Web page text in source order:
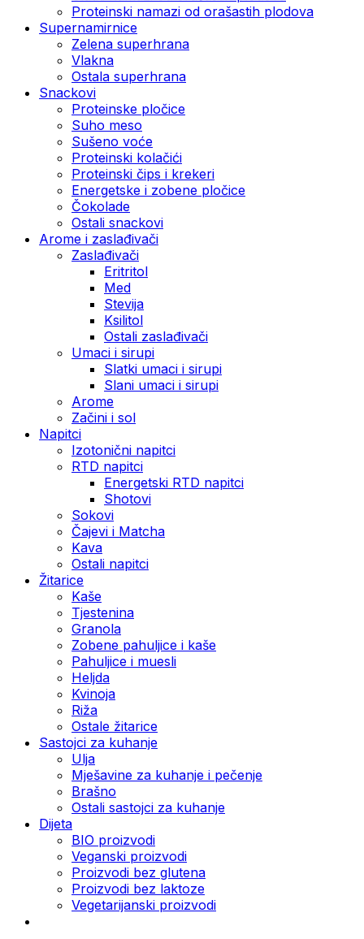
Proteinski namazi od orašastih plodova
Supernamirnice
Zelena superhrana
Vlakna
Ostala superhrana
Snackovi
Proteinske pločice
Suho meso
Sušeno voće
Proteinski kolačići
Proteinski čips i krekeri
Energetske i zobene pločice
Čokolade
Ostali snackovi
Arome i zaslađivači
Zaslađivači
Eritritol
Med
Stevija
Ksilitol
Ostali zaslađivači
Umaci i sirupi
Slatki umaci i sirupi
Slani umaci i sirupi
Arome
Začini i sol
Napitci
Izotonični napitci
RTD napitci
Energetski RTD napitci
Shotovi
Sokovi
Čajevi i Matcha
Kava
Ostali napitci
Žitarice
Kaše
Tjestenina
Granola
Zobene pahuljice i kaše
Pahuljice i muesli
Heljda
Kvinoja
Riža
Ostale žitarice
Sastojci za kuhanje
Ulja
Mješavine za kuhanje i pečenje
Brašno
Ostali sastojci za kuhanje
Dijeta
BIO proizvodi
Veganski proizvodi
Proizvodi bez glutena
Proizvodi bez laktoze
Vegetarijanski proizvodi